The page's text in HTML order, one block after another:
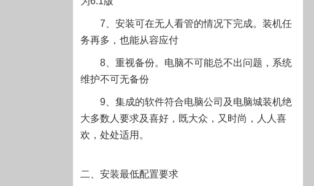
7、安装可在无人看管的情况下完成。装机任
务再多，也能从容应付
8、重视备份。电脑不可能总不出问题，系统
维护不可无备份
9、集成的软件符合电脑公司及电脑城装机绝
大多数人要求及喜好，既大众，又时尚，人人喜
欢，处处适用。
二、安装最低配置要求